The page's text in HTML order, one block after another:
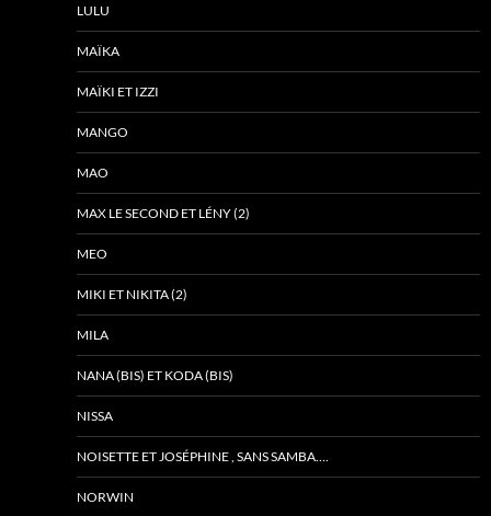
LULU
MAÏKA
MAÏKI ET IZZI
MANGO
MAO
MAX LE SECOND ET LÉNY (2)
MEO
MIKI ET NIKITA (2)
MILA
NANA (BIS) ET KODA (BIS)
NISSA
NOISETTE ET JOSÉPHINE , SANS SAMBA….
NORWIN